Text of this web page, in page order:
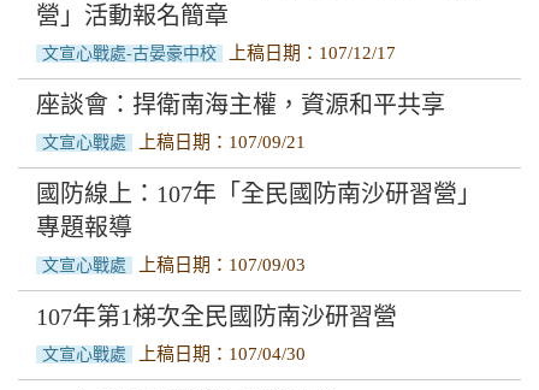
營」活動報名簡章
文宣心戰處-古晏豪中校 上稿日期：107/12/17
座談會：捍衛南海主權，資源和平共享
文宣心戰處 上稿日期：107/09/21
國防線上：107年「全民國防南沙研習營」
專題報導
文宣心戰處 上稿日期：107/09/03
107年第1梯次全民國防南沙研習營
文宣心戰處 上稿日期：107/04/30